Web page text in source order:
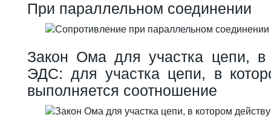
При параллельном соединении
Закон Ома для участка цепи, в
ЭДС: для участка цепи, в
выполняется соотношение